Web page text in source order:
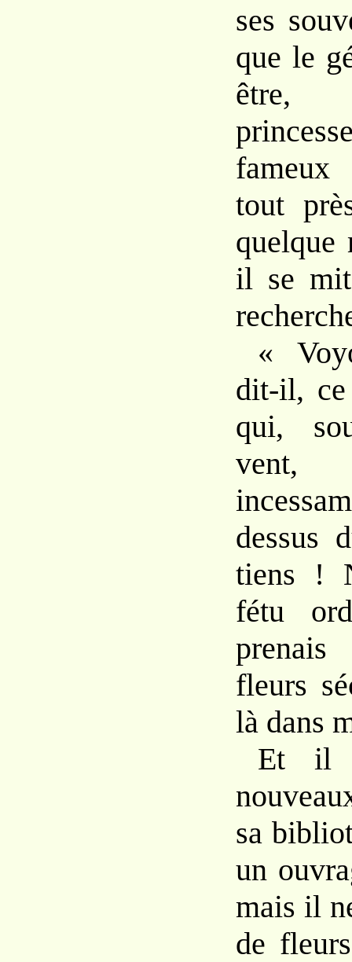
ses
que le
être,
fameux
tout
quelque
il se
«
dit-il,
qui,
vent,
dessus
tiens !
fétu
fleurs
là dans
Et il
sa
un
mais il
de